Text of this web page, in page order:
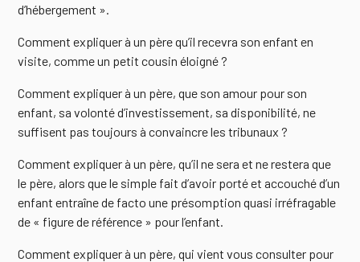
d’hébergement ».
Comment expliquer à un père qu’il recevra son enfant en
visite, comme un petit cousin éloigné ?
Comment expliquer à un père, que son amour pour son
enfant, sa volonté d’investissement, sa disponibilité, ne
suffisent pas toujours à convaincre les tribunaux ?
Comment expliquer à un père, qu’il ne sera et ne restera que
le père, alors que le simple fait d’avoir porté et accouché d’un
enfant entraîne de facto une présomption quasi irréfragable
de « figure de référence » pour l’enfant.
Comment expliquer à un père, qui vient vous consulter pour